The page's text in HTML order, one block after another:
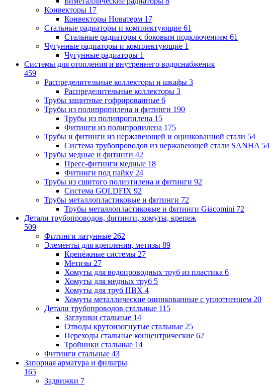
Конвекторы 17
Конвекторы Новатерм 17
Стальные радиаторы и комплектующие 61
Стальные радиаторы с боковым подключением 61
Чугунные радиаторы и комплектующие 1
Чугунные радиаторы 1
Системы для отопления и внутреннего водоснабжения
459
Распределительные коллекторы и шкафы 3
Распределительные коллекторы 3
Трубы защитные гофрированные 6
Трубы из полипропилена и фитинги 190
Трубы из полипропилена 15
Фитинги из полипропилена 175
Трубы и фитинги из нержавеющей и оцинкованной стали 54
Система трубопроводов из нержавеющей стали SANHA 54
Трубы медные и фитинги 42
Пресс-фитинги медные 18
Фитинги под пайку 24
Трубы из сшитого полиэтилена и фитинги 92
Система GOLDFIX 92
Трубы металлопластиковые и фитинги 72
Трубы металлопластиковые и фитинги Giacomini 72
Детали трубопроводов, фитинги, хомуты, крепеж
509
Фитинги латунные 262
Элементы для крепления, метизы 89
Крепёжные системы 27
Метизы 27
Хомуты для водопроводных труб из пластика 6
Хомуты для медных труб 5
Хомуты для труб ПВХ 4
Хомуты металлические оцинкованные с уплотнением 20
Детали трубопроводов стальные 115
Заглушки стальные 14
Отводы крутоизогнутые стальные 25
Переходы стальные концентрические 62
Тройники стальные 14
Фитинги стальные 43
Запорная арматура и фильтры
165
Задвижки 7